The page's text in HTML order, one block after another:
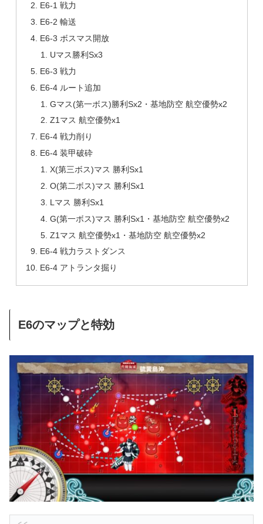
E6-1 戦力
E6-2 輸送
E6-3 ボスマス開放
Uマス勝利Sx3
E6-3 戦力
E6-4 ルート追加
Gマス(第一ボス)勝利Sx2・基地防空 航空優勢x2
Z1マス 航空優勢x1
E6-4 戦力削り
E6-4 装甲破砕
X(第三ボス)マス 勝利Sx1
O(第二ボス)マス 勝利Sx1
Lマス 勝利Sx1
G(第一ボス)マス 勝利Sx1・基地防空 航空優勢x2
Z1マス 航空優勢x1・基地防空 航空優勢x2
E6-4 戦力ラストダンス
E6-4 アトランタ掘り
E6のマップと特効